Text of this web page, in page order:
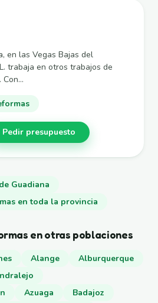
en las Vegas Bajas del
trabaja en otros trabajos de
Pedir presupuesto
Guadiana
en toda la provincia
en otras poblaciones
Alange
Alburquerque
Azuaga
Badajoz